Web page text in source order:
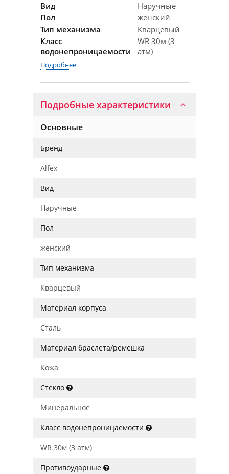
Вид
Наручные
Пол
женский
Тип механизма
Кварцевый
Класс
водонепроницаемости
WR 30м (3
атм)
Подробнее
Подробные характеристики
Основные
Бренд
Alfex
Вид
Наручные
Пол
женский
Тип механизма
Кварцевый
Материал корпуса
Сталь
Материал браслета/ремешка
Кожа
Стекло
Минеральное
Класс водонепроницаемости
WR 30м (3 атм)
Противоударные